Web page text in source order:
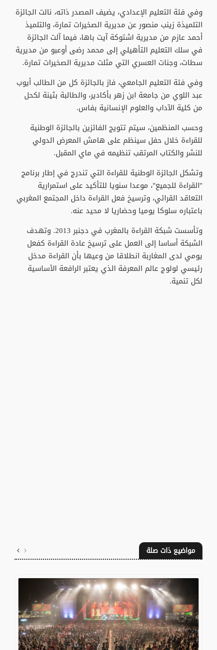
وفي فئة التعليم الإعدادي، يضيف المصدر ذاته، نالت الجائزة
التلميذة زينب منصور عن مديرية الصخيرات تمارة، والتلميذ
أحمد عازم من مديرية اشتوكة آيت باها، فيما آلت الجائزة
في سلك التعليم التأهيلي إلى محمد رضى أوعبو من مديرية
سطات، وجنات العسري التي مثلت مديرية الصخيرات تمارة.
وفي فئة التعليم الجامعي، فاز بالجائزة كل من الطالب أيوب
عبد اللوي من جامعة ابن زهر بأكادير، والطالبة بثينة لكحل
من كلية الآداب والعلوم الإنسانية بفاس.
وحسب المنظمين، سيتم تتويج الفائزين بالجائزة الوطنية
للقراءة خلال حفل سينظم على هامش المعرض الدولي
للنشر والكتاب المرتقب تنظيمه في ماي المقبل.
وتشكل الجائزة الوطنية للقراءة التي تندرج في إطار برنامج
"القراءة للجميع"، موعدا سنويا للتأكيد على استمرارية
التعاقد القرائي، وترسيخ فعل القراءة داخل المجتمع المغربي
باعتباره سلوكا يوميا وحضاريا لا محيد عنه.
وتأسست شبكة القراءة بالمغرب في دجنبر 2013. وتهدف
الشبكة أساسا إلى العمل على ترسيخ عادة القراءة كفعل
يومي لدى المغاربة انطلاقا من وعيها بأن القراءة مدخل
رئيسي لولوج عالم المعرفة الذي يعتبر الرافعة الأساسية
لكل تنمية.
مواضيع ذات صلة